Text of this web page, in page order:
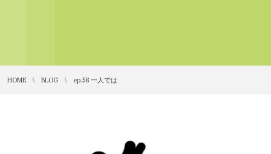
HOME BLOG ep.58 一人では